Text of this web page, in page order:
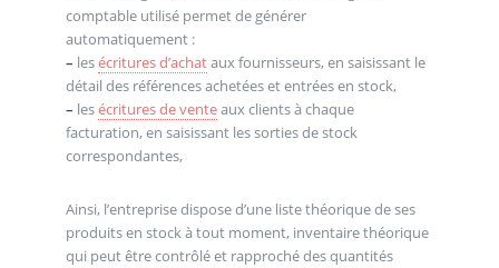
comptable utilisé permet de générer
automatiquement :
– lesécritures d’achataux fournisseurs, en saisissant le
détail des références achetées et entrées en stock,
– lesécritures de venteaux clients à chaque
facturation, en saisissant les sorties de stock
correspondantes,
Ainsi, l’entreprise dispose d’une liste théorique de ses
produits en stock à tout moment, inventaire théorique
qui peut être contrôlé et rapproché des quantités